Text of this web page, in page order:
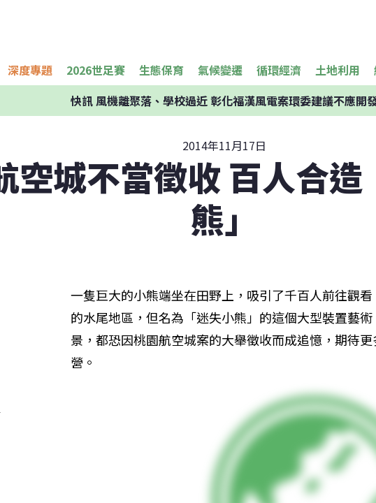
深度專題 2026世足賽 生態保育 氣候變遷 循環經濟 土地利用
快訊風機離聚落、學校過近 彰化福漢風電案環委建議不應開
2014年11月17日
空城不當徵收 百人合造
熊」
一隻巨大的小熊端坐在田野上，吸引了千百人前往觀
的水尾地區，但名為「迷失小熊」的這個大型裝置藝
景，都恐因桃園航空城案的大舉徵收而成追憶，期待
營。